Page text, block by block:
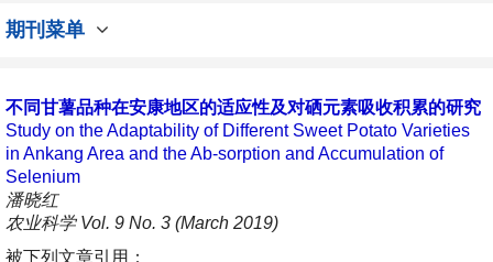
期刊菜单
不同甘薯品种在安康地区的适应性及对硒元素吸收积累的研究
Study on the Adaptability of Different Sweet Potato Varieties
in Ankang Area and the Ab-sorption and Accumulation of
Selenium
潘晓红
农业科学 Vol. 9 No. 3 (March 2019)
被下列文章引用：